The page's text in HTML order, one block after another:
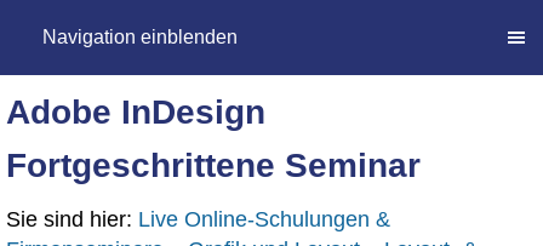
Navigation einblenden
Adobe InDesign
Fortgeschrittene Seminar
Sie sind hier: Live Online-Schulungen &